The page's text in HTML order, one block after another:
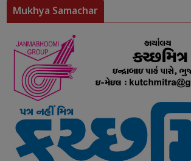
Mukhya Samachar